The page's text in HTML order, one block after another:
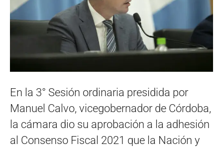
En la 3° Sesión ordinaria presidida por
Manuel Calvo, vicegobernador de Córdoba,
la cámara dio su aprobación a la adhesión
al Consenso Fiscal 2021 que la Nación y